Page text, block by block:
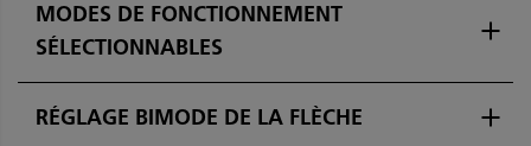
MODES DE FONCTIONNEMENT
SÉLECTIONNABLES
RÉGLAGE BIMODE DE LA FLÈCHE